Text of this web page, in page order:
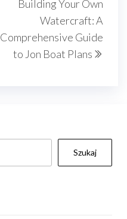
Building Your Own
Watercraft: A
Comprehensive Guide
to Jon Boat Plans
Szukaj